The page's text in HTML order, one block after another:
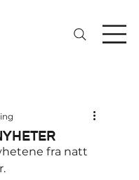
fra natt